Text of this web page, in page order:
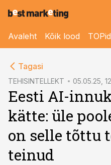
Avaleht Kõik lood TOPid
Tagasi
TEHISINTELLEKT 05.05.25,
Eesti AI-
kätte: üle
on selle tõttu
teinud